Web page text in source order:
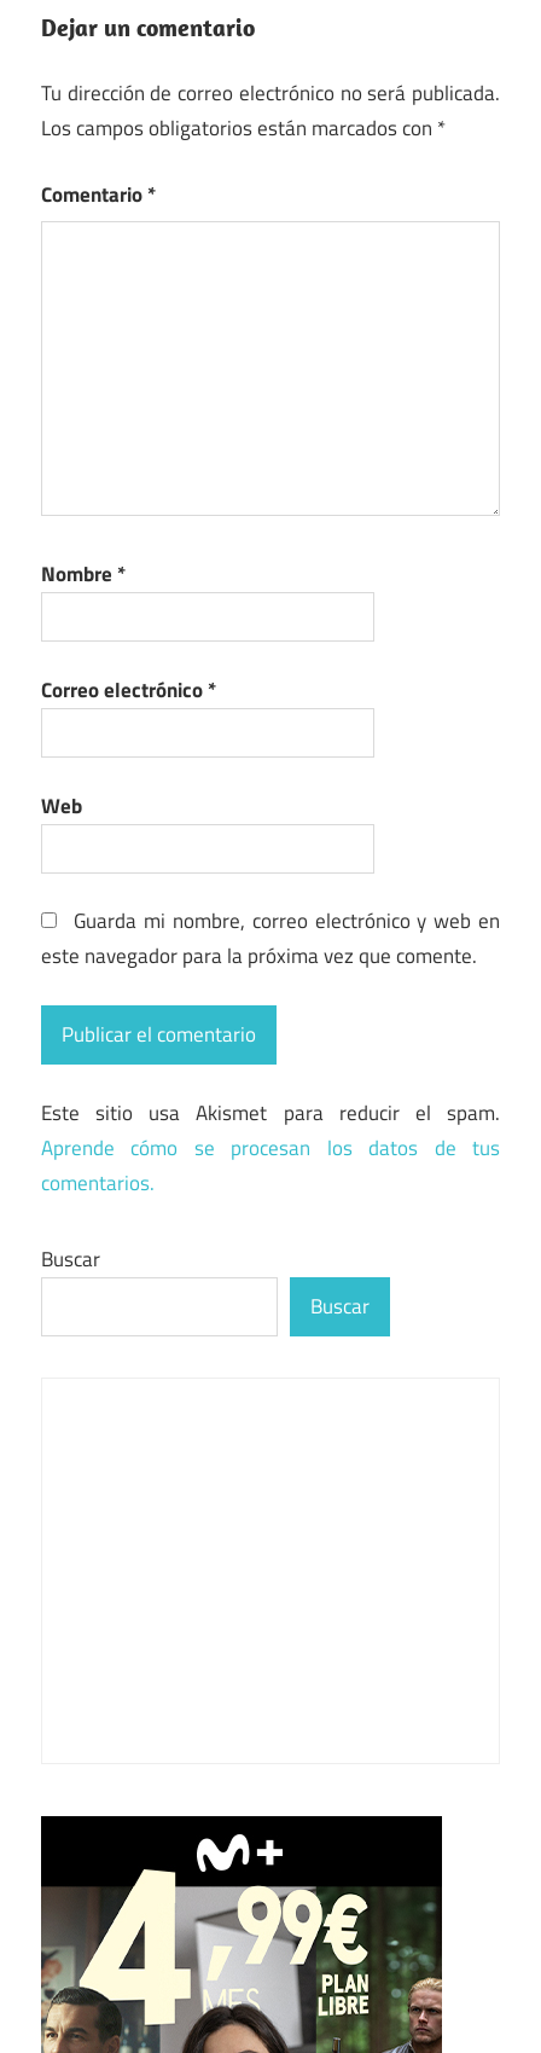
Dejar un comentario
Tu dirección de correo electrónico no será publicada.
Los campos obligatorios están marcados con *
Comentario*
Nombre *
Correo electrónico*
Web
Guarda mi nombre, correo electrónico y web en
este navegador para la próxima vez que comente.
Este sitio usa Akismet para reducir el spam.
Aprende cómo se procesan los datos de tus
comentarios.
Buscar
Buscar